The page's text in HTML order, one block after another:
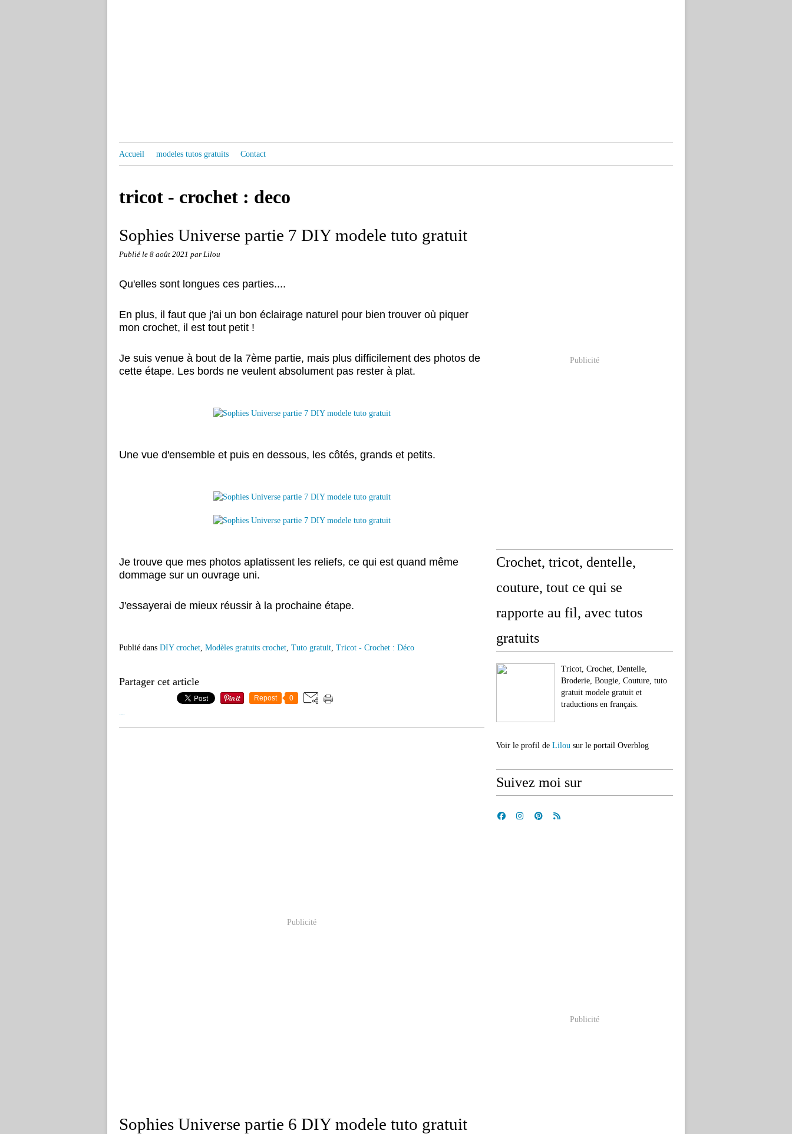
Accueil modeles tutos gratuits Contact
tricot - crochet : deco
Sophies Universe partie 7 DIY modele tuto gratuit
Publié le 8 août 2021 par Lilou
Qu'elles sont longues ces parties....
En plus, il faut que j'ai un bon éclairage naturel pour bien trouver où piquer
mon crochet, il est tout petit !
Je suis venue à bout de la 7ème partie, mais plus difficilement des photos de
cette étape. Les bords ne veulent absolument pas rester à plat.
Une vue d'ensemble et puis en dessous, les côtés, grands et petits.
Je trouve que mes photos aplatissent les reliefs, ce qui est quand même
dommage sur un ouvrage uni.
J'essayerai de mieux réussir à la prochaine étape.
Publié dans DIY crochet, Modèles gratuits crochet, Tuto gratuit, Tricot - Crochet : Déco
Partager cet article
Repost 0
Publicité
Sophies Universe partie 6 DIY modele tuto gratuit
Publicité
Crochet, tricot, dentelle,
couture, tout ce qui se
rapporte au fil, avec tutos
gratuits
Tricot, Crochet, Dentelle,
Broderie, Bougie, Couture, tuto
gratuit modele gratuit et
traductions en français.
Voir le profil de Lilou sur le portail Overblog
Suivez moi sur
Publicité